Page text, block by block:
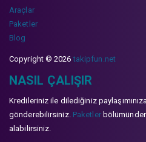
Araçlar
Paketler
Blog
Copyright © 2026takipfun.net
NASIL ÇALIŞIR
Kredileriniz ile dilediğiniz
gönderebilirsiniz. Paketler
alabilirsiniz.